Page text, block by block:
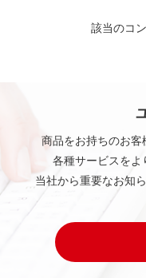
該当のコ
商品をお持ちのお客
各種サービスをよ
当社から重要なお知